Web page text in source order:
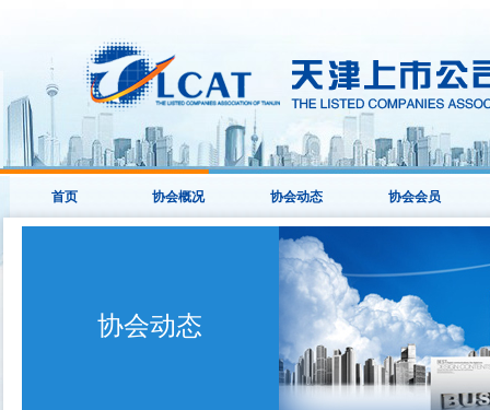
首页 协会概况 协会动态 协会会员
协会动态